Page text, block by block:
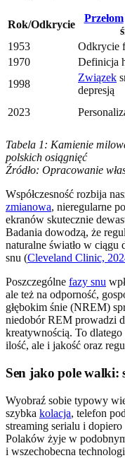
Rok/Odkrycie
Przełom
1953
Odkrycie
1970
Definicja
1998
Związek
depresją
2023
Tabela 1: Kamienie
polskich osiągnięć
Źródło: Opracowanie
Współczesność rozbija
zmianowa, nieregularne
ekranów skutecznie
Badania dowodzą, że
naturalne światło w ciągu
snu (Cleveland Clinic,
Poszczególne fazy snu
ale też na odporność,
głębokim śnie (NREM)
niedobór REM prowadzi
kreatywnością. To
ilość, ale i jakość oraz
Sen jako pole walki:
Wyobraź sobie typowy
szybka kolacja, telefon
streaming serialu i
Polaków żyje w
i wszechobecna